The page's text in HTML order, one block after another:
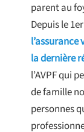
parent au
Depuis le
l’assurance
la dernière
l’AVPF qui
de famille
personnes